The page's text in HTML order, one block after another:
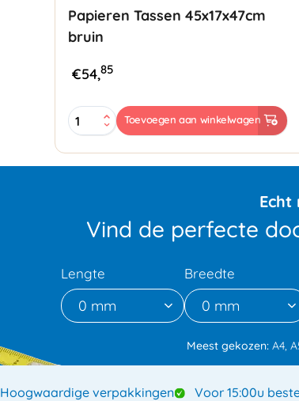
Papieren Tassen 45x17x47cm
bruin
€54,85
Papieren
Tassen
bruin
Toevoegen aan winkelwagen
Vind de perfecte
Lengte
0 mm
Breedte
0 mm
Meest gekozen: A4,
Hoogwaardige verpakkingen Voor 15:00u